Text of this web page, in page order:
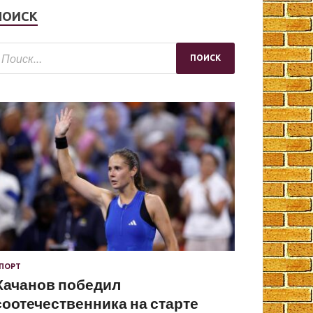
победил
на старте